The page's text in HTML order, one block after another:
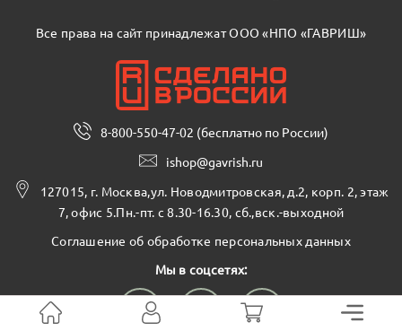
Все права на сайт принадлежат ООО «НПО «ГАВРИШ»
8-800-550-47-02 (бесплатно по России)
ishop@gavrish.ru
127015, г. Москва,ул. Новодмитровская, д.2, корп. 2, этаж
7, офис 5.Пн.-пт. с 8.30-16.30, сб.,вск.-выходной
Соглашение об обработке персональных данных
Мы в соцсетях: